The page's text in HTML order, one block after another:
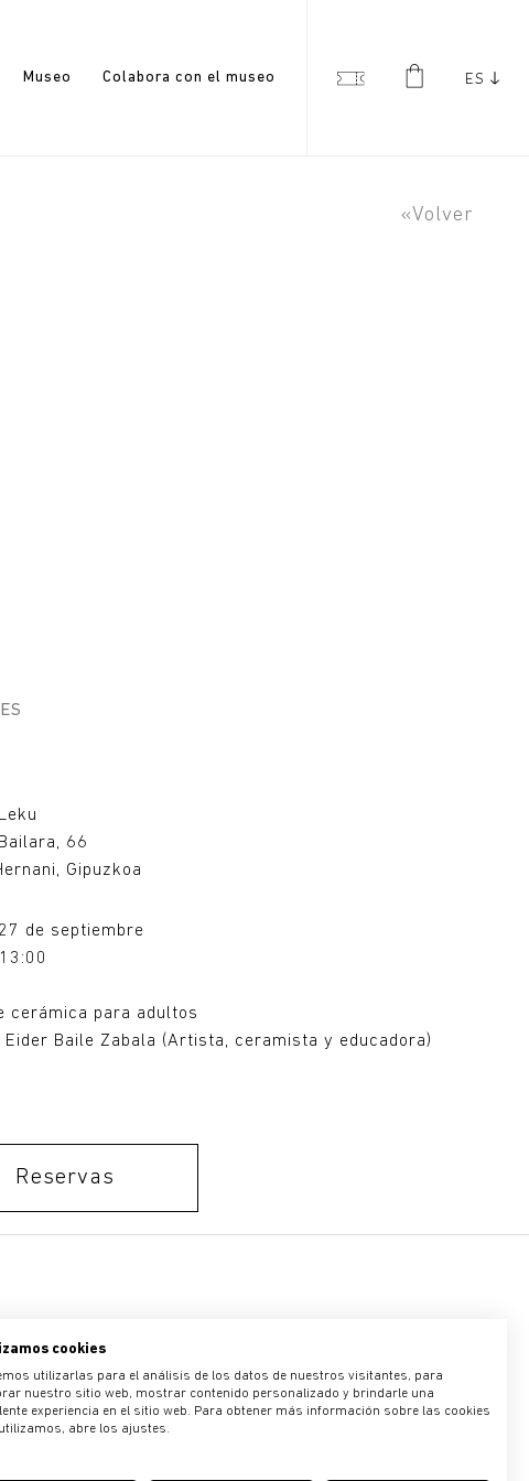
Museo Colabora con el museo ES
«Volver
66
Gipuzkoa
de septiembre
cerámica para adultos
Eider Baile Zabala (Artista, ceramista y educadora)
Reservas
Se aplican la
cookies
utilizarlas para el análisis de los datos de nuestros visitantes, para
nuestro sitio web, mostrar contenido personalizado y brindarle una
experiencia en el sitio web. Para obtener más información sobre las cookies
abre los ajustes.